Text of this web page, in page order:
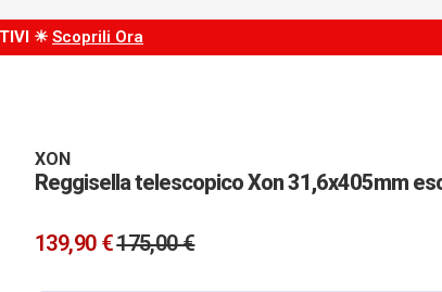
☀ Scoprili Ora
XON
Reggisella telescopico Xon 31,6x405mm
139,90 €175,00 €